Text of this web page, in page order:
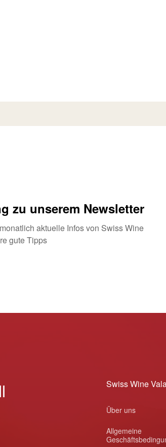
zu unserem Newsletter
aktuelle Infos von Swiss Wine
gute Tipps
Swiss Wine
Über uns
Allgemeine